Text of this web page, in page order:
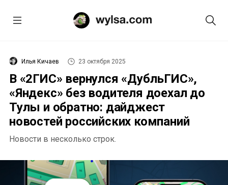
Илья Кичаев 23 октября 2025
В «2ГИС» вернулся «ДубльГИС»,
«Яндекс» без водителя доехал до
Тулы и обратно: дайджест
новостей российских компаний
Новости в несколько строк.